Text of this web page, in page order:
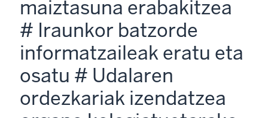
maiztasuna erabakitzea
# Iraunkor batzorde
informatzaileak eratu eta
osatu # Udalaren
ordezkariak izendatzea